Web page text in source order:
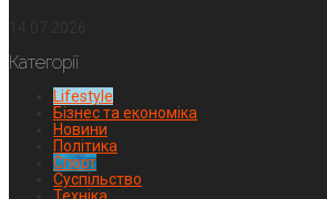
Категорії
Lifestyle
Бізнес та економіка
Новини
Політика
Спорт
Суспільство